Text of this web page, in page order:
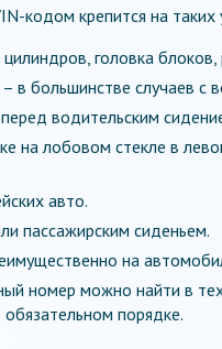
кодом крепится на таких
головка блоков,
в большинстве случаев с
водительским
на лобовом стекле в
авто.
пассажирским сиденьем.
на
номер можно найти в
порядке.